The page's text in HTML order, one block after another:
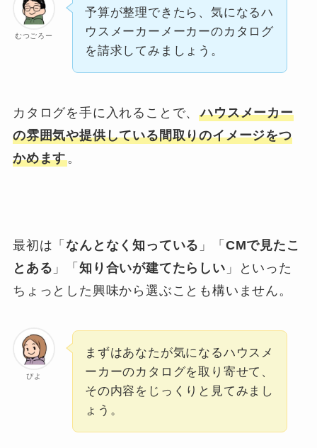
むつごろー
予算が整理できたら、気になるハ
ウスメーカーメーカーのカタログ
を請求してみましょう。
カタログを手に入れることで、ハウスメーカー
の雰囲気や提供している間取りのイメージをつ
かめます。
最初は「なんとなく知っている 」「 CMで見たこ
とある 」「 知り合いが建てたらしい 」といった
ちょっとした興味から選ぶことも構いません。
ぴよ
まずはあなたが気になるハウスメ
ーカーのカタログを取り寄せて、
その内容をじっくりと見てみまし
ょう。